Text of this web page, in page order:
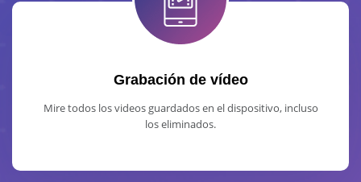
Grabación de vídeo
Mire todos los videos guardados en el dispositivo, incluso
los eliminados.